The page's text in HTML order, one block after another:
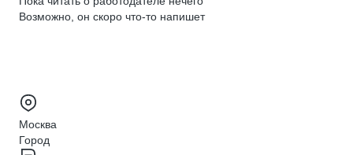
Возможно, он скоро что‑то напишет
Москва
Город